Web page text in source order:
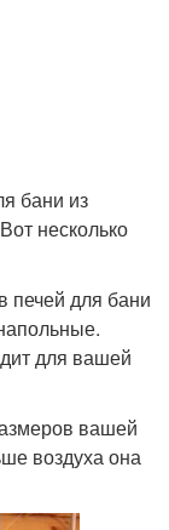
бани из
несколько
печей для бани
для вашей
вашей
воздуха она